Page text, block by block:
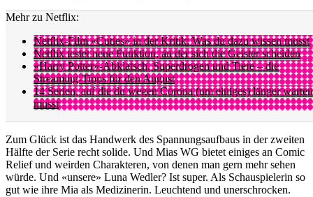
Mehr zu Netflix:
Netflix-Film «Cuties» in der Kritik: Was du dazu wissen musst
Netflix testet neue Funktion, an der sich die Geister scheiden
«Harry Potter»-Abklatsch, Superdrogen und Tiere – die
Streaming-Tipps für den August
14 Serien, auf die du wegen Corona (um einiges) länger warten
musst
Zum Glück ist das Handwerk des Spannungsaufbaus in der zweiten
Hälfte der Serie recht solide. Und Mias WG bietet einiges an Comic
Relief und weirden Charakteren, von denen man gern mehr sehen
würde. Und «unsere» Luna Wedler? Ist super. Als Schauspielerin so
gut wie ihre Mia als Medizinerin. Leuchtend und unerschrocken.